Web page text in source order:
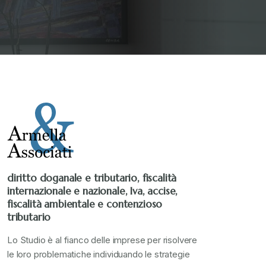
diritto doganale e tributario, fiscalità
internazionale e nazionale, Iva, accise,
fiscalità ambientale e contenzioso
tributario
Lo Studio è al fianco delle imprese per risolvere
le loro problematiche individuando le strategie